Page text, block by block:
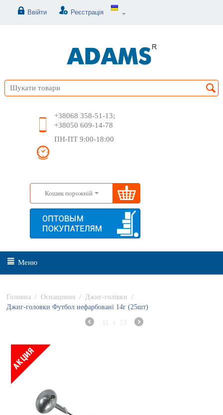
Ввійти Реєстрація
+38068 358-51-13;
+38050 609-14-78
ПН-ПТ 9:00-18:00
Кошик порожній
Меню
Головна / Оснащення / Джиг-голівки
/
Джиг-головки Футбол нефарбовані 14г (25шт)
11 з 13